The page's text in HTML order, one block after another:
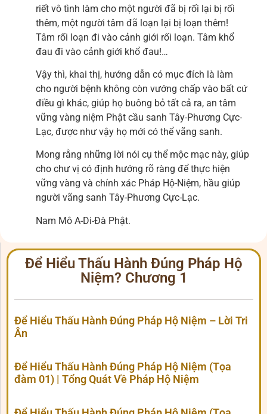
riết vô tình làm cho một người đã bị rối lại bị rối
thêm, một người tâm đã loạn lại bị loạn thêm!
Tâm rối loạn đi vào cảnh giới rối loạn. Tâm khổ
đau đi vào cảnh giới khổ đau!…
Vậy thì, khai thị, hướng dẫn có mục đích là làm
cho người bệnh không còn vướng chấp vào bất cứ
điều gì khác, giúp họ buông bỏ tất cả ra, an tâm
vững vàng niệm Phật cầu sanh Tây-Phương Cực-
Lạc, được như vậy họ mới có thể vãng sanh.
Mong rằng những lời nói cụ thể mộc mạc này, giúp
cho chư vị có định hướng rõ ràng để thực hiện
vững vàng và chính xác Pháp Hộ-Niệm, hầu giúp
người vãng sanh Tây-Phương Cực-Lạc.
Nam Mô A-Di-Đà Phật.
Để Hiểu Thấu Hành Đúng Pháp Hộ
Niệm? Chương 1
Để Hiểu Thấu Hành Đúng Pháp Hộ Niệm – Lời Tri
Ân
Để Hiểu Thấu Hành Đúng Pháp Hộ Niệm (Tọa
đàm 01) | Tổng Quát Về Pháp Hộ Niệm